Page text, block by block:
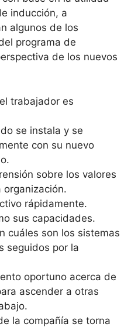
inducción, a
algunos de los
programa de
de los nuevos
trabajador es
se instala y se
con su nuevo
sobre los valores
rápidamente.
sus capacidades.
cuáles son los sistemas
seguidos por la
oportuno acerca de
ascender a otras
la compañía se torna